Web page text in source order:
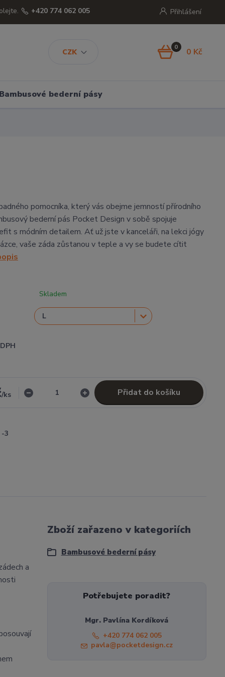
CZK
Přihlášení
+420 774 062 005
0 0 Kč
Bambusové bederní pásy
pomocníka, který vás obejme jemností přírodního
bederní pás Pocket Design v sobě spojuje
s módním detailem. Ať už jste v kanceláři, na lekci jógy
vaše záda zůstanou v teple a vy se budete cítit
Skladem
/ks Přidat do košíku
-3
a
Zboží zařazeno v kategoriích
Bambusové bederní pásy
Potřebujete poradit?
Mgr. Pavlína Kordíková
+420 774 062 005
pavla@pocketdesign.cz